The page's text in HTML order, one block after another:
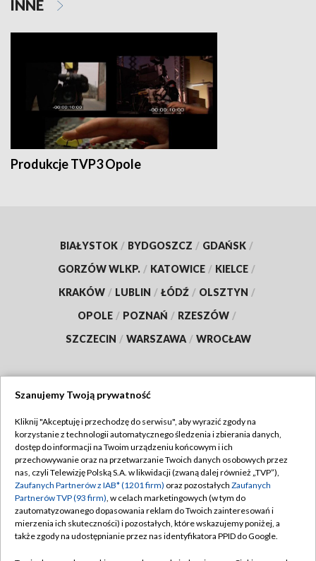
INNE
Produkcje TVP3 Opole
BIAŁYSTOK / BYDGOSZCZ / GDAŃSK /
GORZÓW WLKP. / KATOWICE / KIELCE /
KRAKÓW / LUBLIN / ŁÓDŹ / OLSZTYN /
OPOLE / POZNAŃ / RZESZÓW /
SZCZECIN / WARSZAWA / WROCŁAW
TVP
Abonament TVP
Emisja w TVP
Centrum informacji TVP
Naziemna Telewizja Cyfrowa
Regulamin TVP
Polityka prywatności
Moje zgody
Pomoc
Szanujemy Twoją prywatność
Kliknij "Akceptuję i przechodzę do serwisu", aby wyrazić zgody na
korzystanie z technologii automatycznego śledzenia i zbierania danych,
dostęp do informacji na Twoim urządzeniu końcowym i ich
przechowywanie oraz na przetwarzanie Twoich danych osobowych przez
nas, czyli Telewizję Polską S.A. w likwidacji (zwaną dalej również „TVP”),
Zaufanych Partnerów z IAB* (1201 firm) oraz pozostałych Zaufanych
Partnerów TVP (93 firm), w celach marketingowych (w tym do
zautomatyzowanego dopasowania reklam do Twoich zainteresowań i
mierzenia ich skuteczności) i pozostałych, które wskazujemy poniżej, a
także zgody na udostępnianie przez nas identyfikatora PPID do Google.